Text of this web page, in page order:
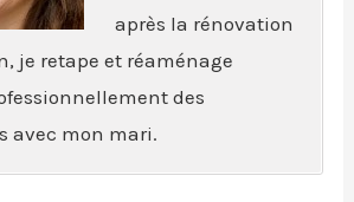
après la rénovation
je retape et réaménage
des
avec mon mari.